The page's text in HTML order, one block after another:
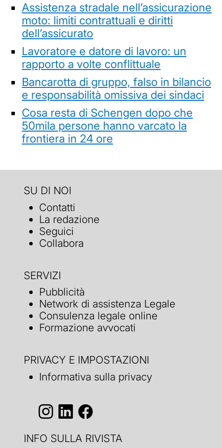
Assistenza stradale nell’assicurazione
moto: limiti contrattuali e diritti
dell’assicurato
Lavoratore e datore di lavoro: un
rapporto a volte conflittuale
Bancarotta di gruppo, falso in bilancio
e responsabilità omissiva dei sindaci
Cosa resta di Schengen dopo che
50mila persone hanno varcato la
frontiera in 24 ore
SU DI NOI
Contatti
La redazione
Seguici
Collabora
SERVIZI
Pubblicità
Network di assistenza Legale
Consulenza legale online
Formazione avvocati
PRIVACY E IMPOSTAZIONI
Informativa sulla privacy
INFO SULLA RIVISTA